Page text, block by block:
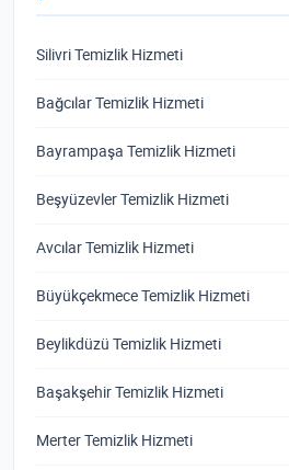
Silivri Temizlik Hizmeti
Bağcılar Temizlik Hizmeti
Bayrampaşa Temizlik Hizmeti
Beşyüzevler Temizlik Hizmeti
Avcılar Temizlik Hizmeti
Büyükçekmece Temizlik Hizmeti
Beylikdüzü Temizlik Hizmeti
Başakşehir Temizlik Hizmeti
Merter Temizlik Hizmeti